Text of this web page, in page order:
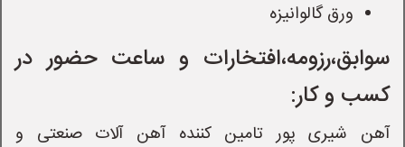
ورق گالوانیزه
سوابق،رزومه،افتخارات و ساعت حضور در
کسب و کار:
آهن شیری پور تامین کننده آهن آلات صنعتی و